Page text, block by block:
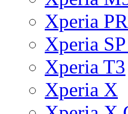
Xperia
Xperia
Xperia T3
Xperia X